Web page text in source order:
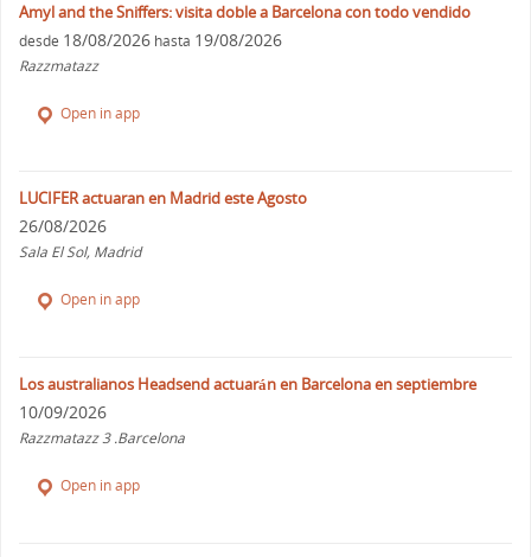
Amyl and the Sniffers: visita doble a Barcelona con todo vendido
desde 18/08/2026 hasta 19/08/2026
Razzmatazz
Open in app
LUCIFER actuaran en Madrid este Agosto
26/08/2026
Sala El Sol, Madrid
Open in app
Los australianos Headsend actuarán en Barcelona en septiembre
10/09/2026
Razzmatazz 3 .Barcelona
Open in app